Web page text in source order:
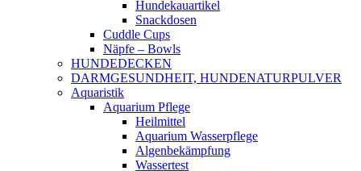
Hundekauartikel
Snackdosen
Cuddle Cups
Näpfe – Bowls
HUNDEDECKEN
DARMGESUNDHEIT, HUNDENATURPULVER
Aquaristik
Aquarium Pflege
Heilmittel
Aquarium Wasserpflege
Algenbekämpfung
Wassertest